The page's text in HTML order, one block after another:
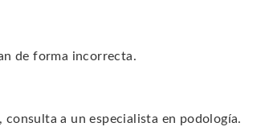
de forma incorrecta.
a un especialista en podología.